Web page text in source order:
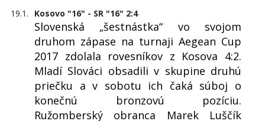
19.1. Kosovo "16" - SR "16" 2:4
Slovenská „šestnástka“ vo svojom
druhom zápase na turnaji Aegean Cup
2017 zdolala rovesníkov z Kosova 4:2.
Mladí Slováci obsadili v skupine druhú
priečku a v sobotu ich čaká súboj o
konečnú bronzovú pozíciu.
Ružomberský obranca Marek Luščík